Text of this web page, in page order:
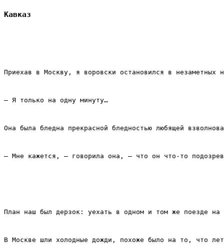
Кавказ
Приехав в Москву, я воровски остановился в
– Я только на одну минуту…
Она была бледна прекрасной бледностью любящей
– Мне кажется, – говорила она, – что он что‑то
План наш был дерзок: уехать в одном и том же поезде на
В Москве шли холодные дожди, похоже было на то, что